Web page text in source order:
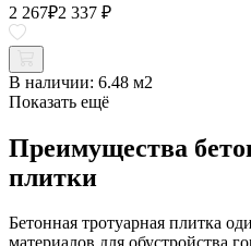
2 267₽2 337 ₽
В наличии: 6.48 м2
Показать ещё
Преимущества
плитки
Бетонная тротуарная плитка